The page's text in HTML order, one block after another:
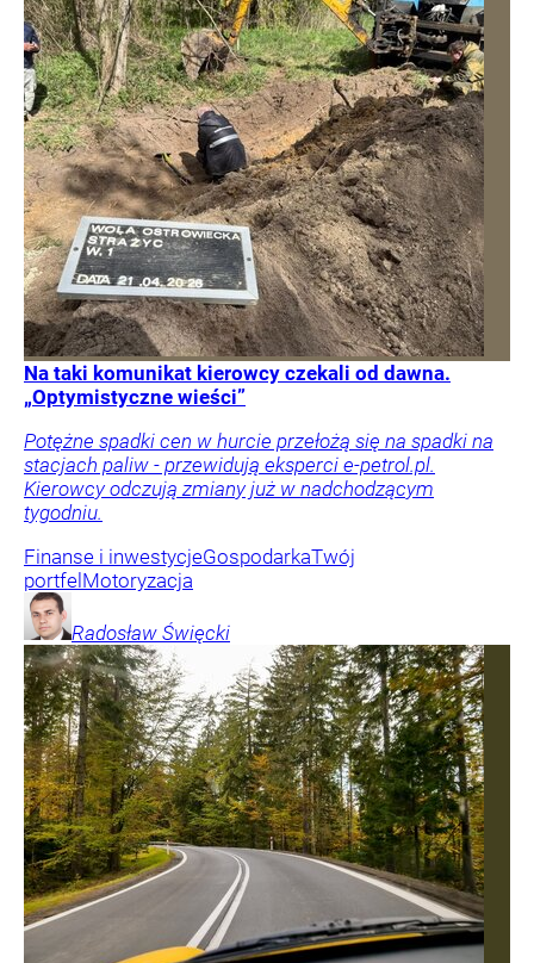
Na taki komunikat kierowcy czekali od dawna.
„Optymistyczne wieści”
Potężne spadki cen w hurcie przełożą się na spadki na
stacjach paliw - przewidują eksperci e-petrol.pl.
Kierowcy odczują zmiany już w nadchodzącym
tygodniu.
Finanse i inwestycjeGospodarkaTwój
portfelMotoryzacja
Radosław Święcki